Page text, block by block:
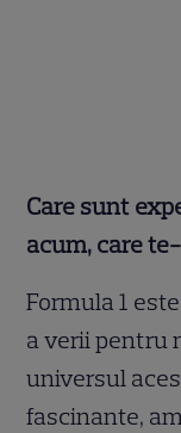
Care sunt
acum, care
Formula 1
a verii pentru
universul
fascinante,